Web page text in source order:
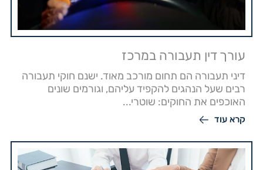
עורך דין תעבורה במרכז
דיני תעבורה הם תחום מורכב מאוד. ישנם חוקי תעבורה
רבים שעל הנהגים להקפיד עליהם, וגורמים שונים
האוכפים את החוקים: שוטרי...
קרא עוד